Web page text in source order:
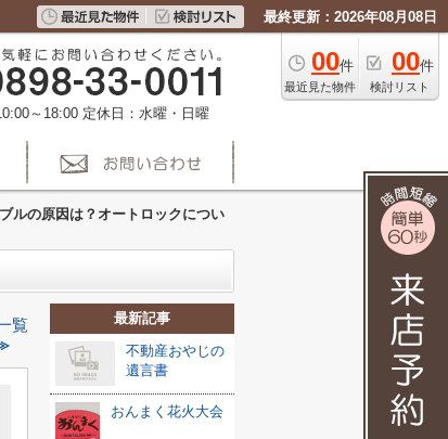
最終更新：2026年08月08日
00件
最近見た物件
00件
検討リスト
～18:00 定休日：水曜・日曜
ルの原因は？オートロックについ
覧
最新記事
不動産おやじの
遺言書
おんまく花火大会